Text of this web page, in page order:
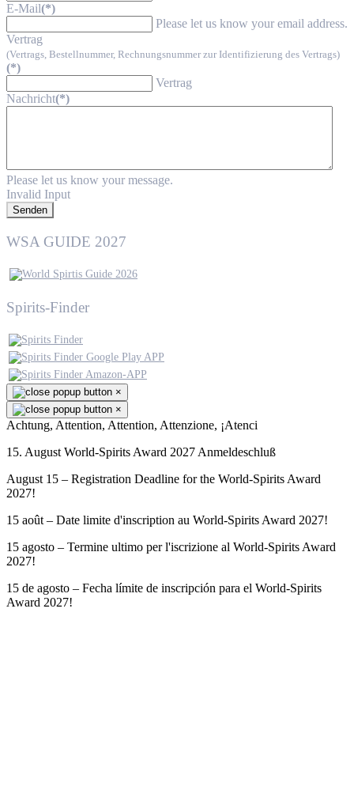
E-Mail(*)
Please let us know your email address.
Vertrag
(Vertrags, Bestellnummer, Rechnungsnummer zur Identifizierung des Vertrags)
(*)
Vertrag
Nachricht(*)
Please let us know your message.
Invalid Input
Senden
WSA GUIDE 2027
Spirits-Finder
×
×
Achtung, Attention, Attention, Attenzione, ¡Atenci
15. August World-Spirits Award 2027 Anmeldeschluß
August 15 – Registration Deadline for the World-Spirits Award
2027!
15 août – Date limite d'inscription au World-Spirits Award 2027!
15 agosto – Termine ultimo per l'iscrizione al World-Spirits Award
2027!
15 de agosto – Fecha límite de inscripción para el World-Spirits
Award 2027!